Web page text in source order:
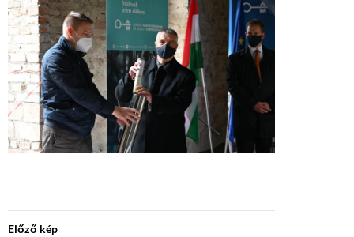
Előző kép